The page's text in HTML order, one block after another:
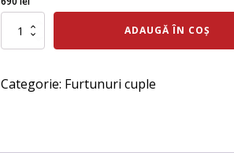
inițial
a
741 lei.
curent
este:
Cantitate
32mm/7
ADAUGĂ ÎN COȘ
Categorie: Furtunuri cuple